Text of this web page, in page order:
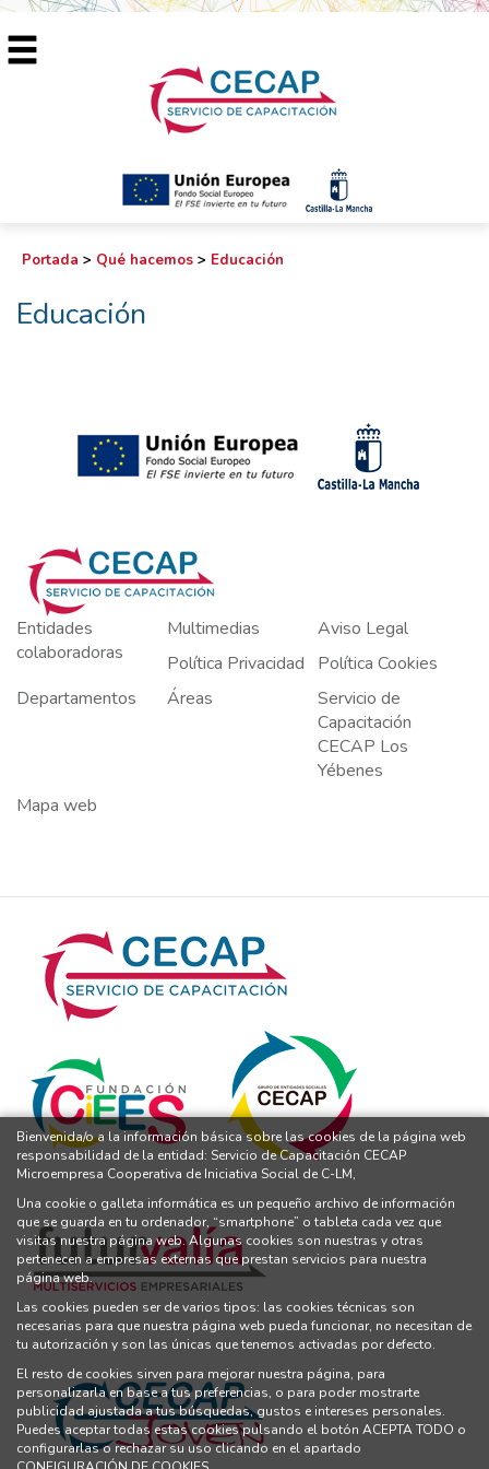
Portada > Qué hacemos > Educación
Educación
Entidades
colaboradoras
Multimedias
Aviso Legal
Política Privacidad
Política Cookies
Departamentos
Áreas
Servicio de
Capacitación
CECAP Los
Yébenes
Mapa web
Bienvenida/o a la información básica sobre las cookies de la página web
responsabilidad de la entidad: Servicio de Capacitación CECAP
Microempresa Cooperativa de Iniciativa Social de C-LM,
Una cookie o galleta informática es un pequeño archivo de información
que se guarda en tu ordenador, “smartphone” o tableta cada vez que
visitas nuestra página web. Algunas cookies son nuestras y otras
pertenecen a empresas externas que prestan servicios para nuestra
página web.
Las cookies pueden ser de varios tipos: las cookies técnicas son
necesarias para que nuestra página web pueda funcionar, no necesitan de
tu autorización y son las únicas que tenemos activadas por defecto.
El resto de cookies sirven para mejorar nuestra página, para
personalizarla en base a tus preferencias, o para poder mostrarte
publicidad ajustada a tus búsquedas, gustos e intereses personales.
Puedes aceptar todas estas cookies pulsando el botón ACEPTA TODO o
configurarlas o rechazar su uso clicando en el apartado